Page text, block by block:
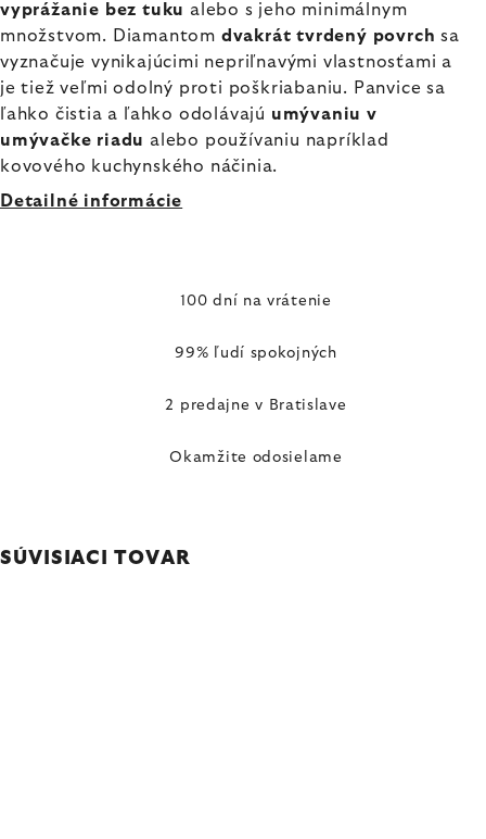
vyprážanie bez tuku alebo s jeho minimálnym
množstvom. Diamantom dvakrát tvrdený povrch sa
vyznačuje vynikajúcimi nepriľnavými vlastnosťami a
je tiež veľmi odolný proti poškriabaniu. Panvice sa
ľahko čistia a ľahko odolávajú umývaniu v
umývačke riadu alebo používaniu napríklad
kovového kuchynského náčinia.
Detailné informácie
100 dní na vrátenie
99% ľudí spokojných
2 predajne v Bratislave
Okamžite odosielame
SÚVISIACI TOVAR